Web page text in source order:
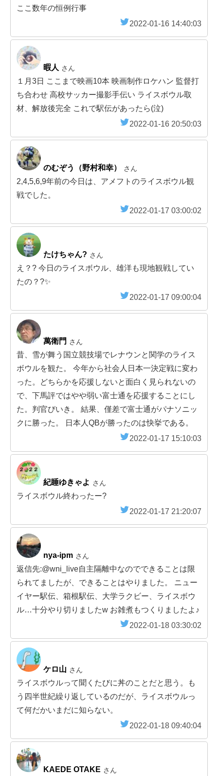
ここ数年の恒例行事
2022-01-16 14:40:03
暇人 さん
１月3日 ここまで映画10本 映画制作ロケハン 監督打
ち合わせ 高校サッカー撮影手伝い ライスボウル取
材、解放後完全 これで駅伝があったら(泣)
2022-01-16 20:50:03
のむぞう（野村和幸） さん
2,4,5,6,9年前の今日は、アメフトのライスボウル観
戦でした。
2022-01-17 03:00:02
たけちゃん? さん
え？? 今日のライスボウル、雄洋も現地観戦してい
たの？?✨
2022-01-17 09:00:04
萬衛門 さん
昔、雪が舞う国立競技場でレナウンと関学のライス
ボウルを観た。 今年から社会人日本一決定戦に変わ
った。どちらかを応援しないと面白く見られないの
で、下馬評ではやや弱い富士通を応援することにし
た。判官びいき。 結果、僅差で富士通がパナソニッ
クに勝った。 日本人QBが勝ったのは快挙である。
2022-01-17 15:10:03
紀睡ゆきゃよ さん
ライスボウル終わったー?
2022-01-17 21:20:07
nya-ipm さん
返信先:@wni_live自主隔離中なのでできることは限
られてましたが、できることはやりました。 ニュー
イヤー駅伝、箱根駅伝、大学ラクビー、ライスボウ
ル…十分やり切りましたw お雑煮もつくりましたよ♪
2022-01-18 03:30:02
ケロ山 さん
ライスボウルって聞くたびに丼のことだと思う。も
う四半世紀繰り返しているのだが、ライスボウルっ
て何だかいまだに知らない。
2022-01-18 09:40:04
KAEDE OTAKE さん